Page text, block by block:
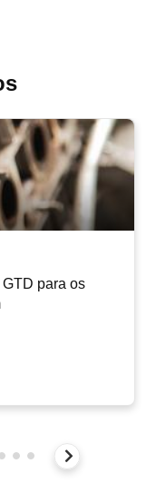
para os